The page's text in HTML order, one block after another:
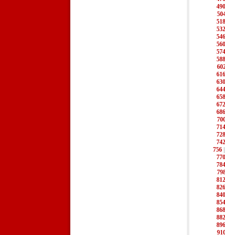
490
518
532
546
560
574
588
616
630
644
658
672
686
714
728
742
756
770
784
812
826
840
854
868
882
896